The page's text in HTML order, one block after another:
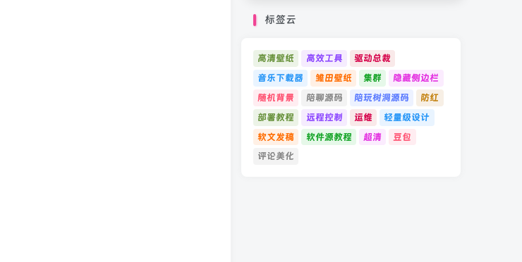
标签云
高清壁纸 高效工具
驱动总裁
音乐下载器
雏田壁纸 集群
隐藏侧边栏
随机背景
陪聊源码 陪玩树洞源码
防红
部署教程
远程控制 运维
轻量级设计
软文发稿
软件源教程 超清
豆包
评论美化